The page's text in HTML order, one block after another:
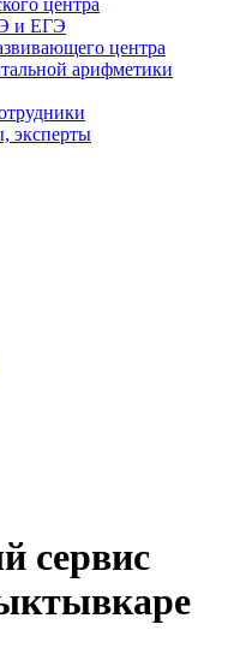
центра
и ЕГЭ
центра
арифметики
эксперты
сервис